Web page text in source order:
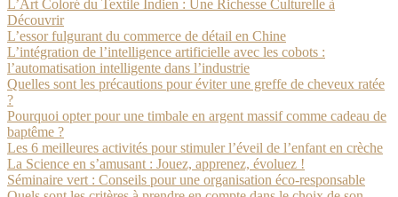
L’Art Coloré du Textile Indien : Une Richesse Culturelle à
Découvrir
L’essor fulgurant du commerce de détail en Chine
L’intégration de l’intelligence artificielle avec les cobots :
l’automatisation intelligente dans l’industrie
Quelles sont les précautions pour éviter une greffe de cheveux ratée
?
Pourquoi opter pour une timbale en argent massif comme cadeau de
baptême ?
Les 6 meilleures activités pour stimuler l’éveil de l’enfant en crèche
La Science en s’amusant : Jouez, apprenez, évoluez !
Séminaire vert : Conseils pour une organisation éco-responsable